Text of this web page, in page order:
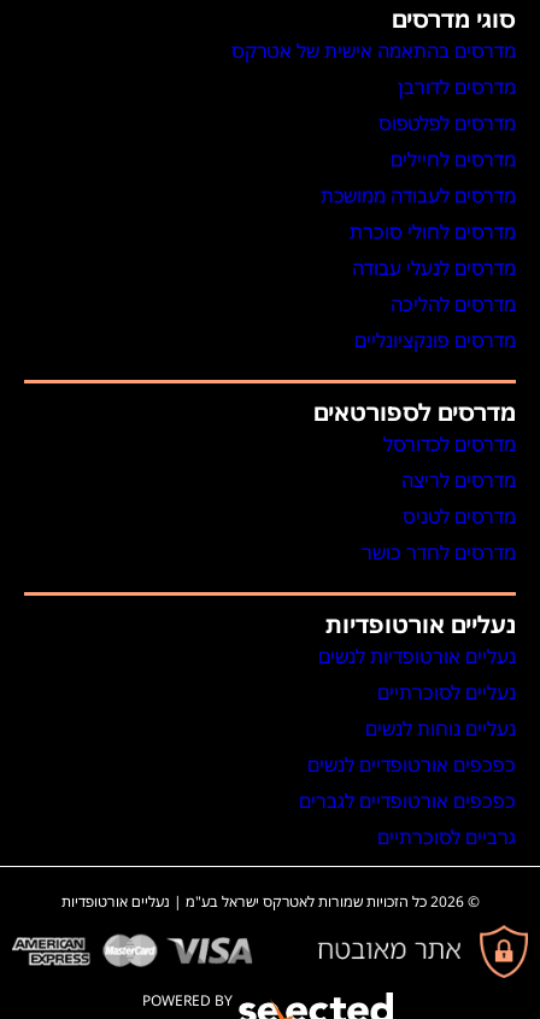
סוגי מדרסים
מדרסים בהתאמה אישית של אטרקס
מדרסים לדורבן
מדרסים לפלטפוס
מדרסים לחיילים
מדרסים לעבודה ממושכת
מדרסים לחולי סוכרת
מדרסים לנעלי עבודה
מדרסים להליכה
מדרסים פונקציונליים
מדרסים לספורטאים
מדרסים לכדורסל
מדרסים לריצה
מדרסים לטניס
מדרסים לחדר כושר
נעליים אורטופדיות
נעליים אורטופדיות לנשים
נעליים לסוכרתיים
נעליים נוחות לנשים
כפכפים אורטופדיים לנשים
כפכפים אורטופדיים לגברים
גרביים לסוכרתיים
© 2026 כל הזכויות שמורות לאטרקס ישראל בע"מ | נעליים אורטופדיות
POWERED BY